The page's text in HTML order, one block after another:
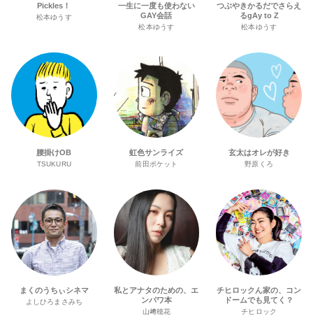
Pickles！
松本ゆうす
一生に一度も使わない
GAY会話
松本ゆうす
つぶやきかるだでさらえ
るgAy to Z
松本ゆうす
腰掛けOB
TSUKURU
虹色サンライズ
前田ポケット
玄太はオレが好き
野原くろ
まくのうちぃシネマ
よしひろまさみち
私とアナタのための、エ
ンパワ本
山﨑穂花
チヒロックん家の、コン
ドームでも見てく？
チヒロック